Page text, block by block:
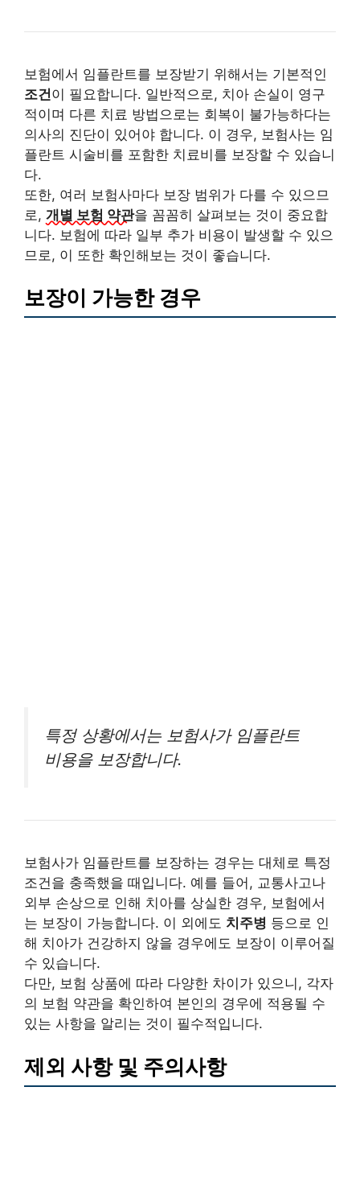
보험에서 임플란트를 보장받기 위해서는 기본적인
조건이 필요합니다. 일반적으로, 치아 손실이 영구
적이며 다른 치료 방법으로는 회복이 불가능하다는
의사의 진단이 있어야 합니다. 이 경우, 보험사는 임
플란트 시술비를 포함한 치료비를 보장할 수 있습니
다.
또한, 여러 보험사마다 보장 범위가 다를 수 있으므
로, 개별 보험 약관을 꼼꼼히 살펴보는 것이 중요합
니다. 보험에 따라 일부 추가 비용이 발생할 수 있으
므로, 이 또한 확인해보는 것이 좋습니다.
보장이 가능한 경우
특정 상황에서는 보험사가 임플란트
비용을 보장합니다.
보험사가 임플란트를 보장하는 경우는 대체로 특정
조건을 충족했을 때입니다. 예를 들어, 교통사고나
외부 손상으로 인해 치아를 상실한 경우, 보험에서
는 보장이 가능합니다. 이 외에도 치주병 등으로 인
해 치아가 건강하지 않을 경우에도 보장이 이루어질
수 있습니다.
다만, 보험 상품에 따라 다양한 차이가 있으니, 각자
의 보험 약관을 확인하여 본인의 경우에 적용될 수
있는 사항을 알리는 것이 필수적입니다.
제외 사항 및 주의사항